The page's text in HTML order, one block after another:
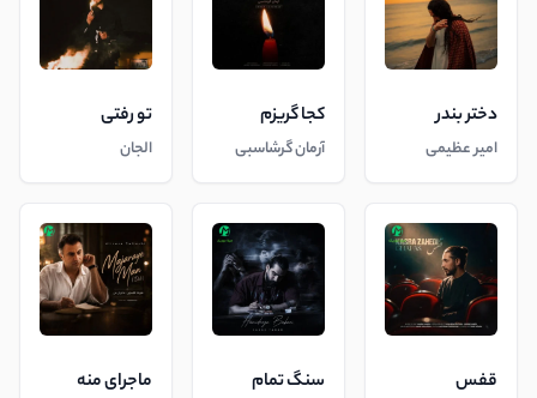
دختر بندر
امیر عظیمی
کجا گریزم
آرمان گرشاسبی
تو رفتی
الجان
قفس سنگ تمام ماجرای منه